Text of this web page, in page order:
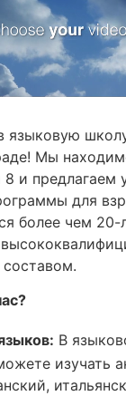
языковую
Мы
и предлагаем
для
более чем
В
изучать